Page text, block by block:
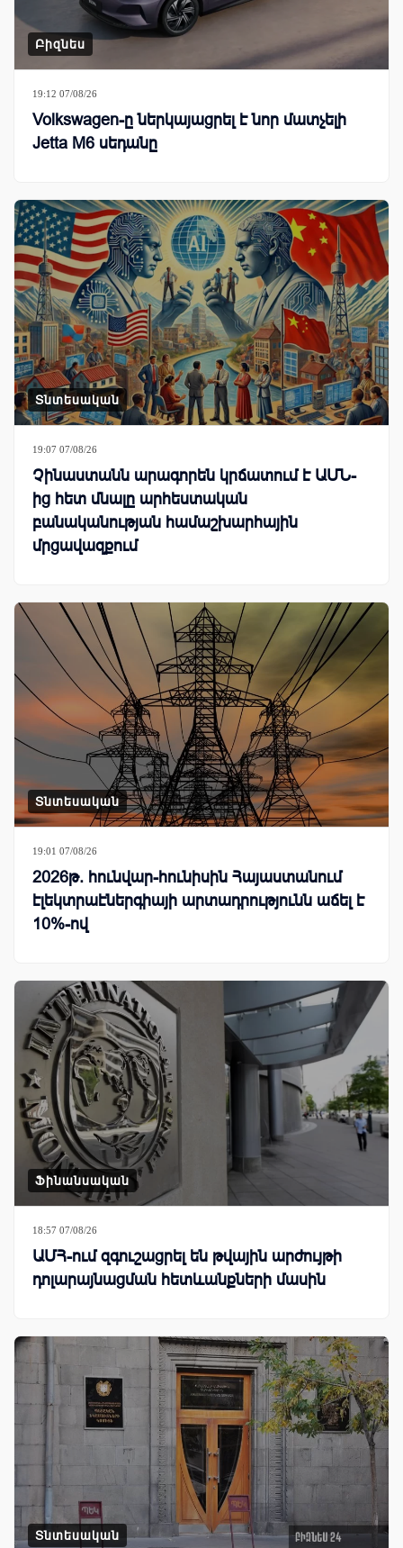
Բիզնես
19:12 07/08/26
Volkswagen-ը ներկայացրել է նոր մատչելի
Jetta M6 սեդանը
Տնտեսական
19:07 07/08/26
Չինաստանն արագորեն կրճատում է ԱՄՆ-
ից հետ մնալը արհեստական
բանականության համաշխարհային
մրցավազքում
Տնտեսական
19:01 07/08/26
2026թ. հունվար-հունիսին Հայաստանում
էլեկտրաէներգիայի արտադրությունն աճել է
10%-ով
Ֆինանսական
18:57 07/08/26
ԱՄՀ-ում զգուշացրել են թվային արժույթի
դոլարայնացման հետևանքների մասին
Տնտեսական